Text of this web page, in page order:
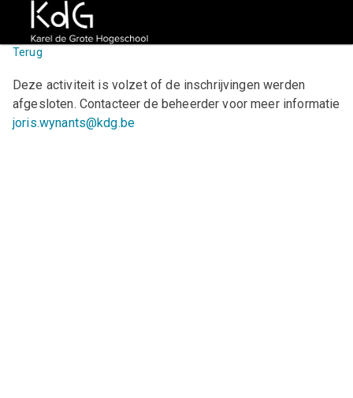
Terug
Deze activiteit is volzet of de inschrijvingen werden
afgesloten. Contacteer de beheerder voor meer informatie
joris.wynants@kdg.be